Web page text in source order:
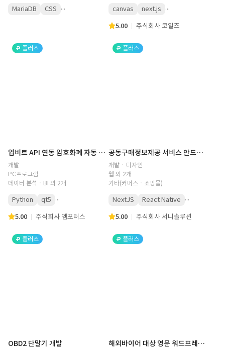
MariaDB CSS ... canvas next.js ...
5.00 주식회사 코일즈
플러스
업비트 API 연동 암호화폐 자동 거래 프로그램
개발
PC프로그램
데이터 분석ㆍBI 외 2개
Python qt5 ...
5.00 주식회사 엠포러스
플러스
공동구매정보제공 서비스 안드로이드, IOS, 관리자 화면개발
개발 · 디자인
웹 외 2개
기타(커머스ㆍ쇼핑몰)
NextJS React Native ...
5.00 주식회사 서니솔루션
플러스
OBD2 단말기 개발
플러스
해외바이어 대상 영문 워드프레스 웹사이트 개발